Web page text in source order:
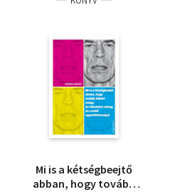
Mi is a kétségbeejtő
abban, hogy tovább